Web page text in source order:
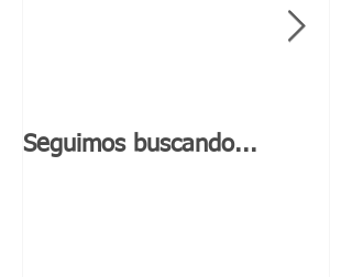
Seguimos buscando...